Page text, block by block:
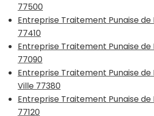
77500
Entreprise Traitement Punaise de
77410
Entreprise Traitement Punaise de
77090
Entreprise Traitement Punaise
Ville 77380
Entreprise Traitement Punaise de
77120